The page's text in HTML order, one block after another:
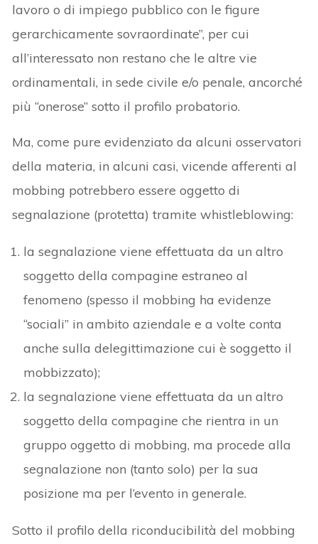
lavoro o di impiego pubblico con le figure
gerarchicamente sovraordinate”, per cui
all’interessato non restano che le altre vie
ordinamentali, in sede civile e/o penale, ancorché
più “onerose” sotto il profilo probatorio.
Ma, come pure evidenziato da alcuni osservatori
della materia, in alcuni casi, vicende afferenti al
mobbing potrebbero essere oggetto di
segnalazione (protetta) tramite whistleblowing:
la segnalazione viene effettuata da un altro
soggetto della compagine estraneo al
fenomeno (spesso il mobbing ha evidenze
“sociali” in ambito aziendale e a volte conta
anche sulla delegittimazione cui è soggetto il
mobbizzato);
la segnalazione viene effettuata da un altro
soggetto della compagine che rientra in un
gruppo oggetto di mobbing, ma procede alla
segnalazione non (tanto solo) per la sua
posizione ma per l’evento in generale.
Sotto il profilo della riconducibilità del mobbing